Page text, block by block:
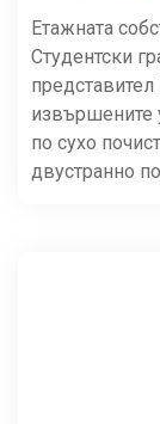
Етажната
Студентски
по сухо
двустранно